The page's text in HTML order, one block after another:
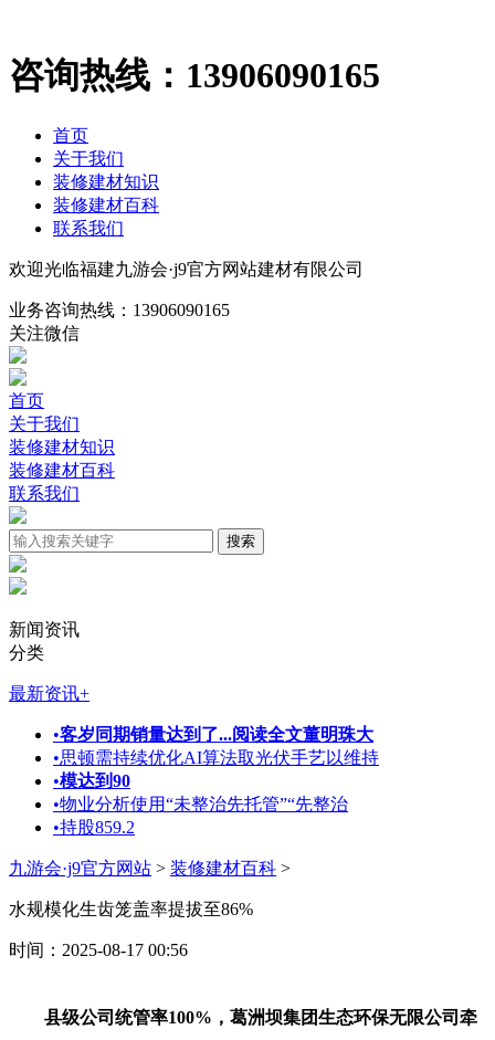
咨询热线： 13906090165
首页
关于我们
装修建材知识
装修建材百科
联系我们
欢迎光临福建九游会·j9官方网站建材有限公司
业务咨询热线： 13906090165
关注微信
首页
关于我们
装修建材知识
装修建材百科
联系我们
新闻资讯
分类
最新资讯+
•客岁同期销量达到了...阅读全文董明珠大
•思顿需持续优化AI算法取光伏手艺以维持
•模达到90
•物业分析使用“未整治先托管”“先整治
•持股859.2
九游会·j9官方网站 > 装修建材百科 >
水规模化生齿笼盖率提拔至86%
时间：2025-08-17 00:56
县级公司统管率100%，葛洲坝集团生态环保无限公司牵